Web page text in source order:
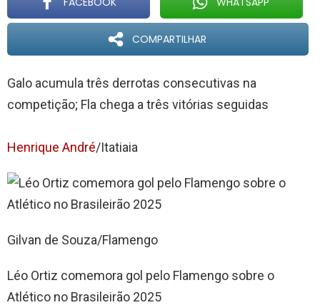
COMPARTILHAR
Galo acumula três derrotas consecutivas na
competição; Fla chega a três vitórias seguidas
Henrique André/Itatiaia
Gilvan de Souza/Flamengo
Léo Ortiz comemora gol pelo Flamengo sobre o
Atlético no Brasileirão 2025